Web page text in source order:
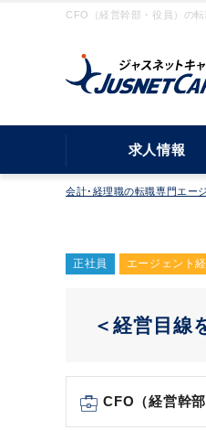
CFO（経営幹部・役員）の
求人情報
会計･経理職の転職専門エー
正社員 エージェント
＜経営目
CFO（経営幹部